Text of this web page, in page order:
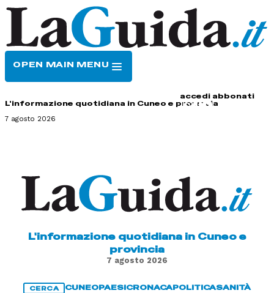
OPEN MAIN MENU
accedi abbonati
L'informazione quotidiana in Cuneo e provincia
7 agosto 2026
L'informazione quotidiana in Cuneo e
provincia
7 agosto 2026
CERCA CUNEOPAESICRONACAPOLITICASANITÀ